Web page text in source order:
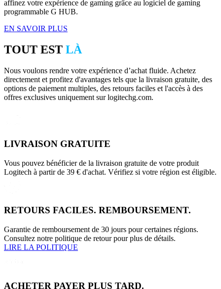
affinez votre expérience de gaming grâce au logiciel de gaming
programmable G HUB.
EN SAVOIR PLUS
TOUT EST LÀ
Nous voulons rendre votre expérience d’achat fluide. Achetez
directement et profitez d'avantages tels que la livraison gratuite, des
options de paiement multiples, des retours faciles et l'accès à des
offres exclusives uniquement sur logitechg.com.
LIVRAISON GRATUITE
Vous pouvez bénéficier de la livraison gratuite de votre produit
Logitech à partir de 39 € d'achat. Vérifiez si votre région est éligible.
RETOURS FACILES. REMBOURSEMENT.
Garantie de remboursement de 30 jours pour certaines régions.
Consultez notre politique de retour pour plus de détails.
LIRE LA POLITIQUE
ACHETER PAYER PLUS TARD.